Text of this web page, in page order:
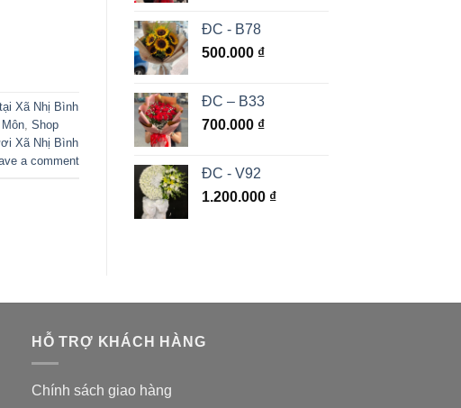
Xã Nhị Bình
, Shop
Xã Nhị Bình
a comment
ĐC - B78
500.000 ₫
ĐC – B33
700.000 ₫
ĐC - V92
1.200.000 ₫
HỖ TRỢ KHÁCH HÀNG
Chính sách giao hàng